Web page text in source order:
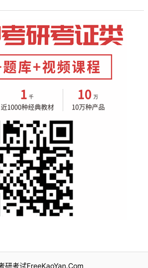
研考试FreeKaoYan.Com